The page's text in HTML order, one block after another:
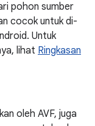
pohon sumber
cocok untuk di-
Untuk
lihat Ringkasan
oleh AVF, juga